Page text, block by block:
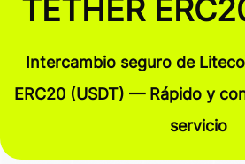
TETHER
Intercambio seguro de
ERC20 (USDT) — Rápido y
servicio